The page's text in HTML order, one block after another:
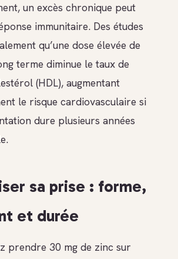
un excès chronique peut
immunitaire. Des études
qu’une dose élevée de
terme diminue le taux de
(HDL), augmentant
le risque cardiovasculaire si
dure plusieurs années
sa prise : forme,
et durée
prendre 30 mg de zinc sur